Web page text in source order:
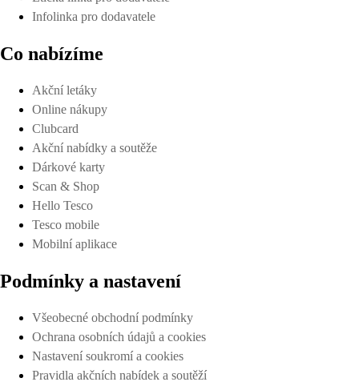
Infolinka pro dodavatele
Co nabízíme
Akční letáky
Online nákupy
Clubcard
Akční nabídky a soutěže
Dárkové karty
Scan & Shop
Hello Tesco
Tesco mobile
Mobilní aplikace
Podmínky a nastavení
Všeobecné obchodní podmínky
Ochrana osobních údajů a cookies
Nastavení soukromí a cookies
Pravidla akčních nabídek a soutěží